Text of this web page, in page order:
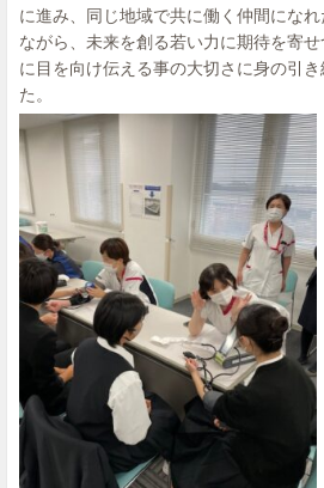
に進み、同じ地域で共に働く仲間にな
ながら、未来を創る若い力に期待を寄
に目を向け伝える事の大切さに身の引
た。